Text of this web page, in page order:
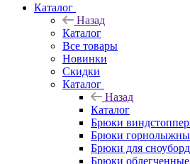
Каталог
Назад
Каталог
Все товары
Новинки
Скидки
Каталог
Назад
Каталог
Брюки
Брюки
Брюки для
Брюки облегченные